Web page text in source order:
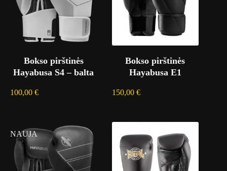
Bokso pirštinės
Hayabusa S4 – balta
100,00 €
Bokso pirštinės
Hayabusa E1
150,00 €
NAUJA